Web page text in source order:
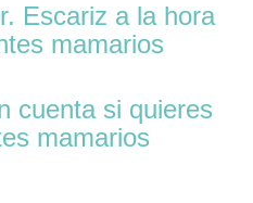
Escariz a la hora
mamarios
cuenta si quieres
mamarios